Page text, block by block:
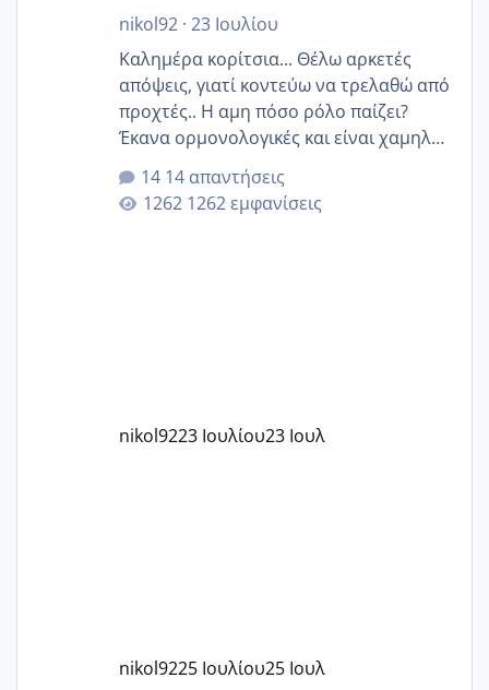
nikol92· 23 Ιουλίου
Καλημέρα κορίτσια... Θέλω αρκετές
απόψεις, γιατί κοντεύω να τρελαθώ από
προχτές.. Η αμη πόσο ρόλο παίζει?
Έκανα ορμονολογικές και είναι χαμηλή
για την ηλικία μου.. Είχα ήδη μια
εγκυμοσύνη, που έπρεπε να τερματιστεί
στην 27η εβδομάδα και προσπαθώ 7
14 απαντήσεις
1262 εμφανίσεις
nikol9223 Ιουλίου23 Ιουλ
nikol9225 Ιουλίου25 Ιουλ